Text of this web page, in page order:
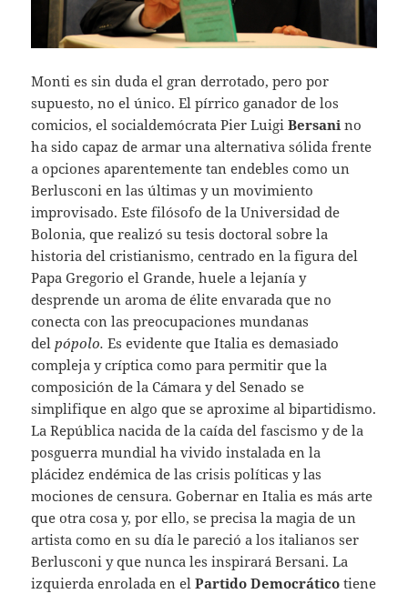
Monti es sin duda el gran derrotado, pero por
supuesto, no el único. El pírrico ganador de los
comicios, el socialdemócrata Pier LuigiBersani no
ha sido capaz de armar una alternativa sólida frente
a opciones aparentemente tan endebles como un
Berlusconi en las últimas y un movimiento
improvisado. Este filósofo de la Universidad de
Bolonia, que realizó su tesis doctoral sobre la
historia del cristianismo, centrado en la figura del
Papa Gregorio el Grande, huele a lejanía y
desprende un aroma de élite envarada que no
conecta con las preocupaciones mundanas
del pópolo.Es evidente que Italia es demasiado
compleja y críptica como para permitir que la
composición de la Cámara y del Senado se
simplifique en algo que se aproxime al bipartidismo.
La República nacida de la caída del fascismo y de la
posguerra mundial ha vivido instalada en la
plácidez endémica de las crisis políticas y las
mociones de censura. Gobernar en Italia es más arte
que otra cosa y, por ello, se precisa la magia de un
artista como en su día le pareció a los italianos ser
Berlusconi y que nunca les inspirará Bersani. La
izquierda enrolada en elPartido Democráticotiene